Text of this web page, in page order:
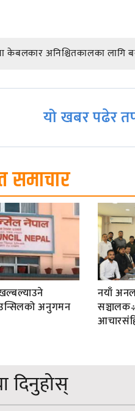
केबलकार अनिश्चितकालका लागि
यो खबर पढेर
समाचार
अनुगमन
नयाँ
दिनुहोस्